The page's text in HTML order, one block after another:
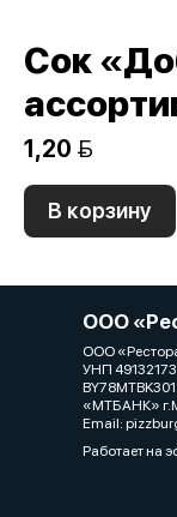
Сок
1,20 
В корзину
ООО
ООО
УНП
«МТБАНК»
Email:
Работает на